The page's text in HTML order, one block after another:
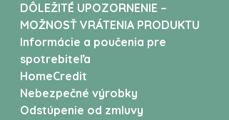
DÔLEŽITÉ UPOZORNENIE –
MOŽNOSŤ VRÁTENIA PRODUKTU
Informácie a poučenia pre
spotrebiteľa
HomeCredit
Nebezpečné výrobky
Odstúpenie od zmluvy